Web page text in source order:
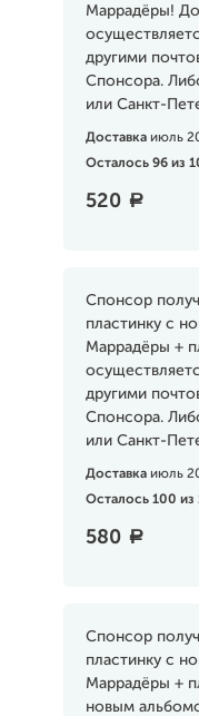
Маррадёры!
другими
Спонсора.
или Санкт-
Доставка июль
Осталось 96 из
520 a
Спонсор
пластинку с
Маррадёры +
другими
Спонсора.
или Санкт-
Доставка июль
Осталось 100 из
580 a
Спонсор
пластинку с
Маррадёры +
новым